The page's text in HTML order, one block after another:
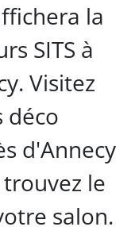
la
SITS à
Visitez
déco
d'Annecy
le
salon.